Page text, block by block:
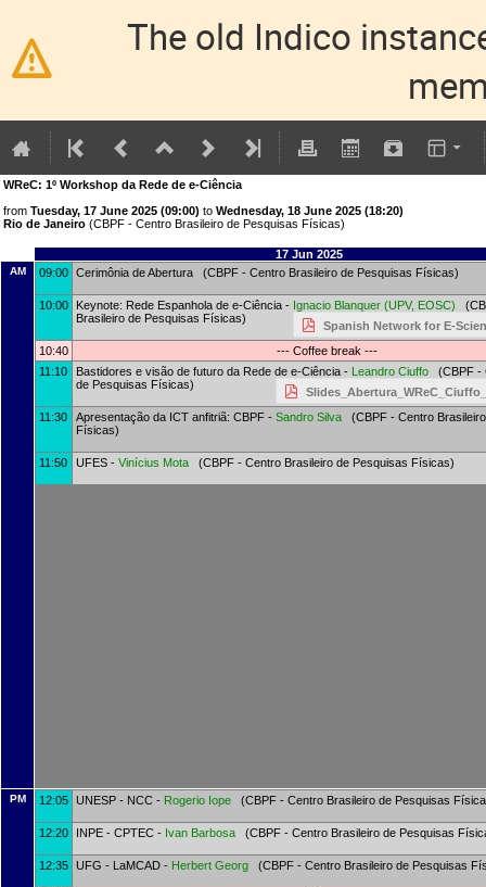
The old Indico
WReC: 1º Workshop da Rede de e-Ciência
from Tuesday, 17 June 2025 (09:00) to Wednesday, 18 June 2025 (18:20)
Rio de Janeiro (CBPF - Centro Brasileiro de Pesquisas Físicas)
17 Jun 2025
AM 09:00 Cerimônia de Abertura (CBPF - Centro Brasileiro de Pesquisas Físicas)
10:00 Keynote: Rede Espanhola de e-Ciência - Ignacio Blanquer (UPV, EOSC)
Brasileiro de Pesquisas Físicas)
Spanish Network for E-
10:40
--- Coffee break ---
11:10
Bastidores e visão de futuro da Rede de e-Ciência - Leandro Ciuffo (CBPF -
de Pesquisas Físicas)
11:30
Apresentação da ICT anfitriã: CBPF - Sandro Silva (CBPF - Centro
Físicas)
11:50 UFES - Vinícius Mota (CBPF - Centro Brasileiro de Pesquisas Físicas)
PM 12:05 UNESP - NCC - Rogerio Iope (CBPF - Centro Brasileiro de Pesquisas
12:20 INPE - CPTEC - Ivan Barbosa (CBPF - Centro Brasileiro de Pesquisas
12:35 UFG - LaMCAD - Herbert Georg (CBPF - Centro Brasileiro de Pesquisas